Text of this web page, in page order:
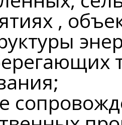
,